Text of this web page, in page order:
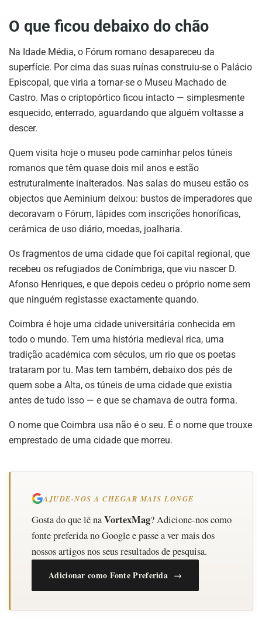
O que ficou debaixo do chão
Na Idade Média, o Fórum romano desapareceu da
superfície. Por cima das suas ruínas construiu-se o Palácio
Episcopal, que viria a tornar-se o Museu Machado de
Castro. Mas o criptopórtico ficou intacto — simplesmente
esquecido, enterrado, aguardando que alguém voltasse a
descer.
Quem visita hoje o museu pode caminhar pelos túneis
romanos que têm quase dois mil anos e estão
estruturalmente inalterados. Nas salas do museu estão os
objectos que Aeminium deixou: bustos de imperadores que
decoravam o Fórum, lápides com inscrições honoríficas,
cerâmica de uso diário, moedas, joalharia.
Os fragmentos de uma cidade que foi capital regional, que
recebeu os refugiados de Conímbriga, que viu nascer D.
Afonso Henriques, e que depois cedeu o próprio nome sem
que ninguém registasse exactamente quando.
Coimbra é hoje uma cidade universitária conhecida em
todo o mundo. Tem uma história medieval rica, uma
tradição académica com séculos, um rio que os poetas
trataram por tu. Mas tem também, debaixo dos pés de
quem sobe a Alta, os túneis de uma cidade que existia
antes de tudo isso — e que se chamava de outra forma.
O nome que Coimbra usa não é o seu. É o nome que trouxe
emprestado de uma cidade que morreu.
AJUDE-NOS A CHEGAR MAIS LONGE
Gosta do que lê naVortexMag? Adicione-nos como
fonte preferida no Google e passe a ver mais dos
nossos artigos nos seus resultados de pesquisa.
Adicionar como Fonte Preferida →